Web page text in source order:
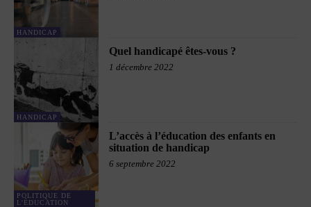
HANDICAP
HANDICAP
Quel handicapé êtes-vous ?
1 décembre 2022
POLITIQUE DE
L'ÉDUCATION
L’accès à l’éducation des enfants en
situation de handicap
6 septembre 2022